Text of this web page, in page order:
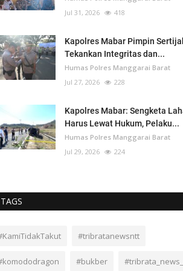
Jul 31, 2026
418
Kapolres Mabar Pimpin
Tekankan Integritas dan...
Humas Polres Manggarai Barat
Jul 27, 2026
228
Kapolres Mabar: Sengketa
Harus Lewat Hukum, Pelaku...
Humas Polres Manggarai Barat
Jul 29, 2026
224
TAGS
#tribratanewsntt
#bukber